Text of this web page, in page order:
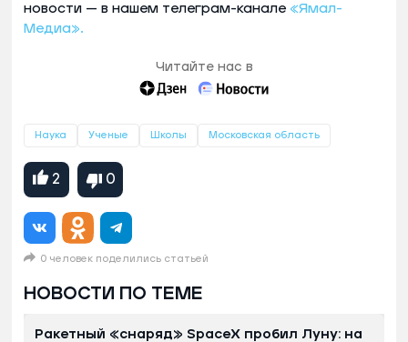
новости — в нашем телеграм-канале «Ямал-
Медиа».
Читайте нас в
Наука Ученые Школы Московская область
2 0
0 человек поделились статьей
НОВОСТИ ПО ТЕМЕ
Ракетный «снаряд» SpaceX пробил Луну: на